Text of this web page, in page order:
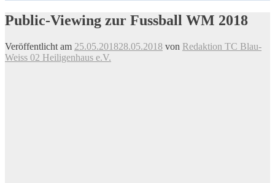
Public-Viewing zur Fussball WM 2018
Veröffentlicht am 25.05.201828.05.2018 von Redaktion TC Blau-
Weiss 02 Heiligenhaus e.V.